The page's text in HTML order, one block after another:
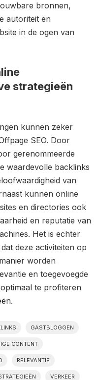
bronnen,
autoriteit en
in de ogen van
strategieën
kunnen zeker
SEO. Door
gerenommeerde
waardevolle backlinks
van
kunnen online
en directories ook
en reputatie van
Het is echter
deze activiteiten op
worden
en toegevoegde
te profiteren
GASTBLOGGEN
CONTENT
RELEVANTIE
VERKEER